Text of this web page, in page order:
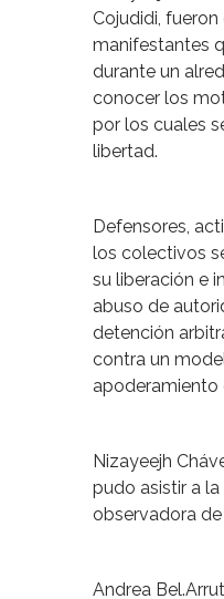
Cojudidi,
manifestantes
durante un
conocer los
por los cuales
libertad.
Defensores,
los colectivos
su liberación e
abuso de
detención
contra un
apoderamiento
Nizayeejh
pudo asistir a
observadora
Andrea